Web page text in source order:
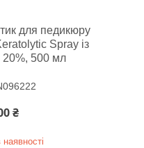
для педикюру
Spray із
20%, 500 мл
₴